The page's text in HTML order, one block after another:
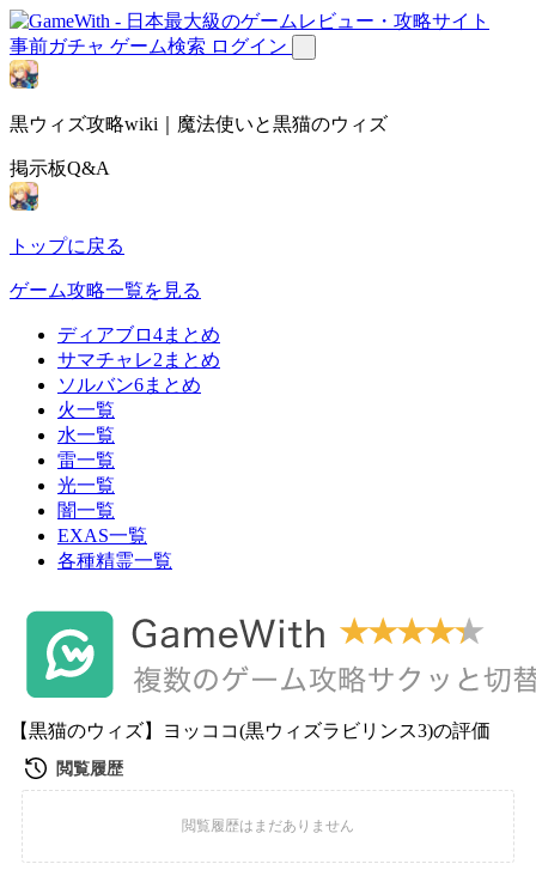
事前ガチャ ゲーム検索 ログイン
黒ウィズ攻略wiki｜魔法使いと黒猫のウィズ
掲示板Q&A
トップに戻る
ゲーム攻略一覧を見る
ディアブロ4まとめ
サマチャレ2まとめ
ソルバン6まとめ
火一覧
水一覧
雷一覧
光一覧
闇一覧
EXAS一覧
各種精霊一覧
【黒猫のウィズ】ヨッココ(黒ウィズラビリンス3)の評価